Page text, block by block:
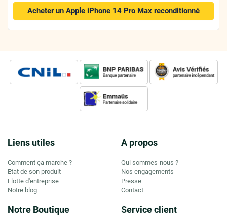
Acheter un Apple iPhone 14 Pro Max reconditionné
Liens utiles
Comment ça marche ?
Etat de son produit
Flotte d'entreprise
Notre blog
A propos
Qui sommes-nous ?
Nos engagements
Presse
Contact
Notre Boutique Service client